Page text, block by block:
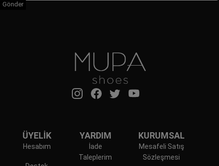
Gönder
ÜYELİK
Hesabım
YARDIM
İade
Taleplerim
KURUMSAL
Mesafeli Satış
Sözleşmesi